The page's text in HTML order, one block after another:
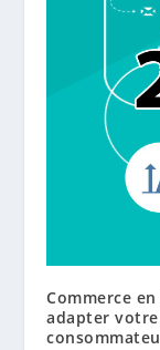
Commerce
adapter votre